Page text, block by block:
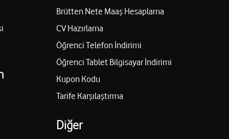
Cad. No:86/A Şehitkamil/Gaziantep
Yol tarifi al
Aksoy
Ari No:5 Şehitkamil/Gaziantep
Brütten Nete Maaş Hesaplama
CV Hazırlama
Öğrenci Telefon İndirimi
Öğrenci Tablet Bilgisayar İndirimi
Kupon Kodu
Tarife Karşılaştırma
Diğer